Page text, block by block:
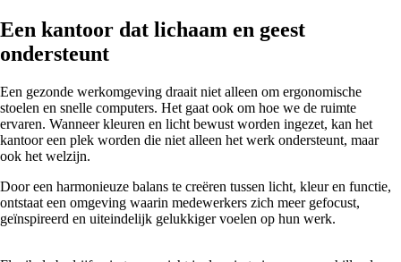
Een kantoor dat lichaam en geest
ondersteunt
Een gezonde werkomgeving draait niet alleen om ergonomische
stoelen en snelle computers. Het gaat ook om hoe we de ruimte
ervaren. Wanneer kleuren en licht bewust worden ingezet, kan het
kantoor een plek worden die niet alleen het werk ondersteunt, maar
ook het welzijn.
Door een harmonieuze balans te creëren tussen licht, kleur en functie,
ontstaat een omgeving waarin medewerkers zich meer gefocust,
geïnspireerd en uiteindelijk gelukkiger voelen op hun werk.